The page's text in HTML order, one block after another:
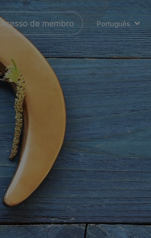
Acesso de membro Português